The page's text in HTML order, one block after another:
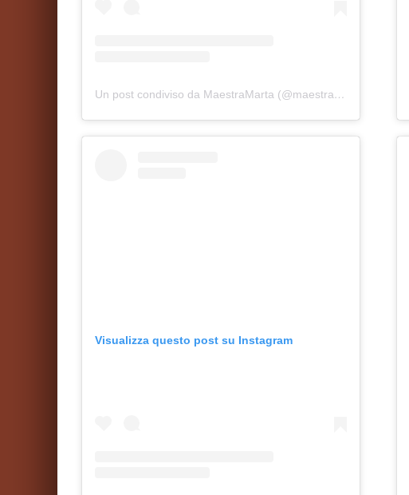
Un post condiviso da MaestraMarta (@maestramarta.it)
Visualizza questo post su Instagram